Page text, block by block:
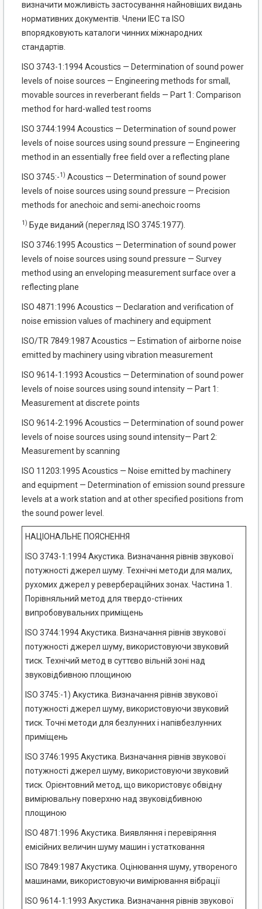
визначити можливість застосування найновіших видань
нормативних документів. Члени ІЕС та ISO
впорядковують каталоги чинних міжнародних
стандартів.
ISO 3743-1:1994 Acoustics — Determination of sound power
levels of noise sources — Engineering methods for small,
movable sources in reverberant fields — Part 1: Comparison
method for hard-walled test rooms
ISO 3744:1994 Acoustics — Determination of sound power
levels of noise sources using sound pressure — Engineering
method in an essentially free field over a reflecting plane
ISO 3745:-1) Acoustics — Determination of sound power
levels of noise sources using sound pressure — Precision
methods for anechoic and semi-anechoic rooms
1) Буде виданий (перегляд ISO 3745:1977).
ISO 3746:1995 Acoustics — Determination of sound power
levels of noise sources using sound pressure — Survey
method using an enveloping measurement surface over a
reflecting plane
ISO 4871:1996 Acoustics — Declaration and verification of
noise emission values of machinery and equipment
ISO/TR 7849:1987 Acoustics — Estimation of airborne noise
emitted by machinery using vibration measurement
ISO 9614-1:1993 Acoustics — Determination of sound power
levels of noise sources using sound intensity — Part 1:
Measurement at discrete points
ISO 9614-2:1996 Acoustics — Determination of sound power
levels of noise sources using sound intensity— Part 2:
Measurement by scanning
ISO 11203:1995 Acoustics — Noise emitted by machinery
and equipment — Determination of emission sound pressure
levels at a work station and at other specified positions from
the sound power level.
НАЦІОНАЛЬНЕ ПОЯСНЕННЯ
ISO 3743-1:1994 Акустика. Визначання рівнів звукової
потужності джерел шуму. Технічні методи для малих,
рухомих джерел у ревербераційних зонах. Частина 1.
Порівняльний метод для твердо-стінних
випробовувальних приміщень
ISO 3744:1994 Акустика. Визначання рівнів звукової
потужності джерел шуму, використовуючи звуковий
тиск. Технічий метод в суттєво вільній зоні над
звуковідбивною площиною
ISO 3745:-1) Акустика. Визначання рівнів звукової
потужності джерел шуму, використовуючи звуковий
тиск. Точні методи для безлунних і напівбезлунних
приміщень
ISO 3746:1995 Акустика. Визначання рівнів звукової
потужності джерел шуму, використовуючи звуковий
тиск. Орієнтовний метод, що використовує обвідну
вимірювальну поверхню над звуковідбивною
площиною
ISO 4871:1996 Акустика. Виявляння і перевіряння
емісійних величин шуму машин і устатковання
ISO 7849:1987 Акустика. Оцінювання шуму, утвореного
машинами, використовуючи вимірювання вібрації
ISO 9614-1:1993 Акустика. Визначання рівнів звукової